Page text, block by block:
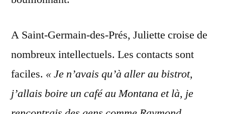
A Saint-Germain-des-Prés, Juliette croise de
nombreux intellectuels. Les contacts sont
faciles. « Je n’avais qu’à aller au bistrot,
j’allais boire un café au Montana et là, je